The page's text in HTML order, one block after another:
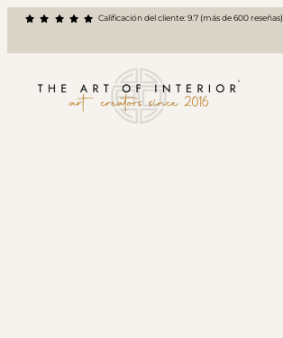
Calificación del cliente: 9.7 (más de 600 reseñas)